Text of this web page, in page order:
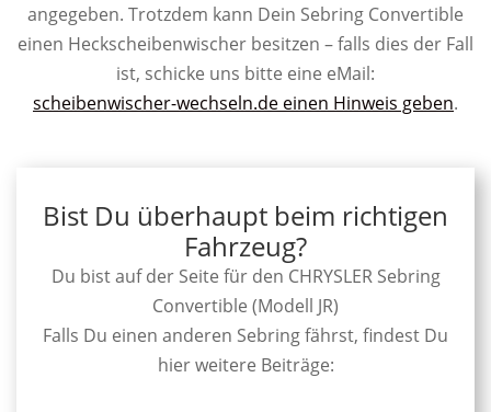
angegeben. Trotzdem kann Dein Sebring Convertible
einen Heckscheibenwischer besitzen – falls dies der Fall
ist, schicke uns bitte eine eMail:
scheibenwischer-wechseln.de einen Hinweis geben.
Bist Du überhaupt beim richtigen
Fahrzeug?
Du bist auf der Seite für den CHRYSLER Sebring
Convertible (Modell JR)
Falls Du einen anderen Sebring fährst, findest Du
hier weitere Beiträge: